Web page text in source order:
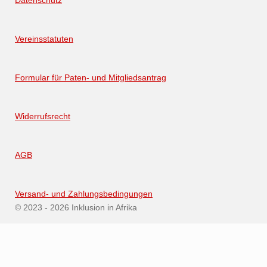
k
Vereinsstatuten
Formular für Paten- und Mitgliedsantrag
Widerrufsrecht
AGB
Versand- und Zahlungsbedingungen
© 2023 - 2026 Inklusion in Afrika